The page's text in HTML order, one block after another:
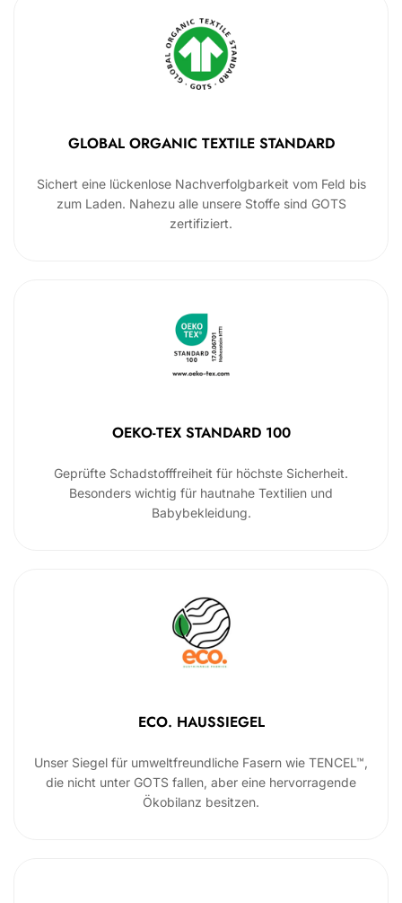
GLOBAL ORGANIC TEXTILE STANDARD
Sichert eine lückenlose Nachverfolgbarkeit vom Feld bis
zum Laden. Nahezu alle unsere Stoffe sind GOTS
zertifiziert.
OEKO-TEX STANDARD 100
Geprüfte Schadstofffreiheit für höchste Sicherheit.
Besonders wichtig für hautnahe Textilien und
Babybekleidung.
ECO. HAUSSIEGEL
Unser Siegel für umweltfreundliche Fasern wie TENCEL™,
die nicht unter GOTS fallen, aber eine hervorragende
Ökobilanz besitzen.